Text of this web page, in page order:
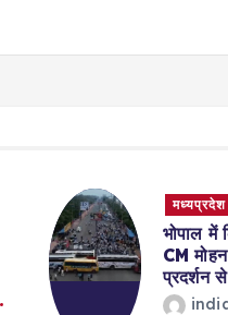
मध्यप्रदेश
भोपाल
CM मोहन
प्रदर्शन